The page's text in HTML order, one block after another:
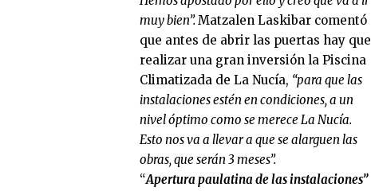
muy bien”.Matzalen Laskibar comentó
que antes de abrir las puertas hay que
realizar una gran inversión la Piscina
Climatizada de La Nucía, “para que las
instalaciones estén en condiciones, a un
nivel óptimo como se merece La Nucía.
Esto nos va a llevar a que se alarguen las
obras, que serán 3 meses”.
“Apertura paulatina de las instalaciones”